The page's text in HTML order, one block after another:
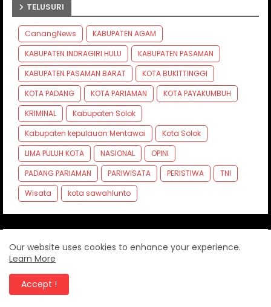
TELUSURI
CanangNews
KABUPATEN AGAM
KABUPATEN INDRAGIRI HULU
KABUPATEN PASAMAN
KABUPATEN PASAMAN BARAT
KOTA BUKITTINGGI
KOTA PADANG
KOTA PARIAMAN
KOTA PAYAKUMBUH
KRIMINAL
Kabupaten Solok
Kabupaten kepulauan Mentawai
Kota Solok
LIMA PULUH KOTA
NASIONAL
OPINI
PADANG PARIAMAN
PARIWISATA PERISTIWA
TNI
Wisata
kota sawahlunto
Our website uses cookies to enhance your experience.
Learn More
Accept !